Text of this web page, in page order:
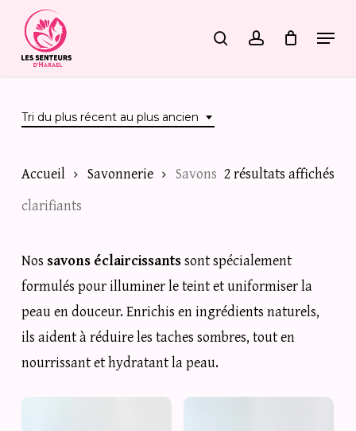
main
searchaccount Menu
Tri du plus récent au plus ancien
2 résultats affichés
Accueil Savonnerie
Savons
clarifiants
Nos savons éclaircissantssont spécialement
formulés pour illuminer le teint et uniformiser la
peau en douceur. Enrichis en ingrédients naturels,
ils aident à réduire les taches sombres, tout en
nourrissant et hydratant la peau.